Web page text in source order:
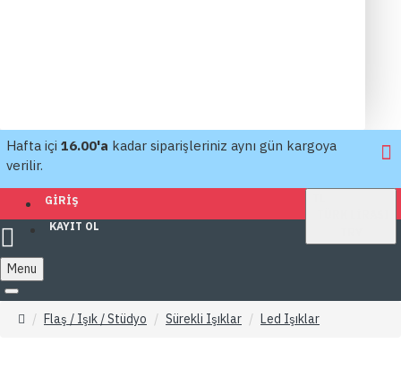
Hafta içi 16.00'a kadar siparişleriniz aynı gün kargoya
verilir.
GIRIŞ
KAYIT OL
Menu
Flaş / Işık / Stüdyo Sürekli Işıklar Led Işıklar